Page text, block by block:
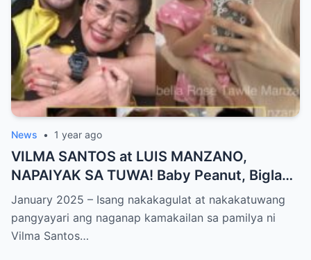
News • 1 year ago
VILMA SANTOS at LUIS MANZANO,
NAPAIYAK SA TUWA! Baby Peanut, Biglang
NAGSALITA ng DIRETSO sa Harap ng Lahat
— Jessy Mendiola, EMOSYONAL sa
Milestone ng Anak! Netizens Kinilig at Na-
January 2025 – Isang nakakagulat at nakakatuwang
pangyayari ang naganap kamakailan sa pamilya ni
Vilma Santos…